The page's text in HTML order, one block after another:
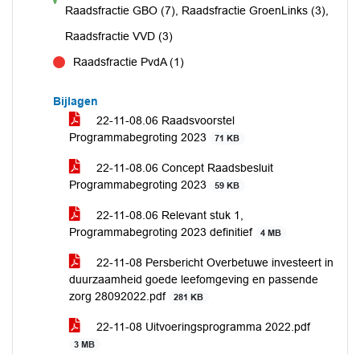
voorRaadsfractie GBO (7), Raadsfractie GroenLinks (3),
Raadsfractie VVD (3)
Raadsfractie PvdA (1)
Bijlagen
22-11-08.06 Raadsvoorstel
Programmabegroting 2023
71 KB
22-11-08.06 Concept Raadsbesluit
Programmabegroting 2023
59 KB
22-11-08.06 Relevant stuk 1,
Programmabegroting 2023 definitief
4 MB
22-11-08 Persbericht Overbetuwe investeert in
duurzaamheid goede leefomgeving en passende
zorg 28092022.pdf
281 KB
22-11-08 Uitvoeringsprogramma 2022.pdf
3 MB